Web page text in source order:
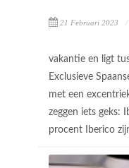
21 Februari 2023
vakantie en ligt
Exclusieve
met een
zeggen iets geks:
procent Iberico